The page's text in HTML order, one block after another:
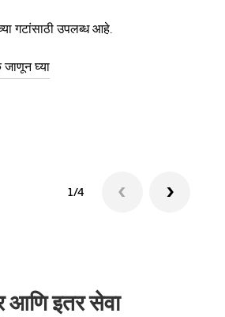
गटांसाठी उपलब्ध आहे.
घ्या
1/4
आणि इतर सेवा